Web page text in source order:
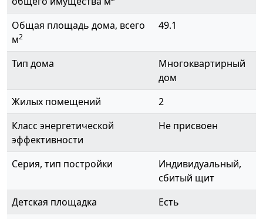
Общая площадь дома, всего
м2
49.1
Тип дома
Многоквартирный
дом
Жилых помещений
2
Класс энергетической
эффективности
Не присвоен
Серия, тип постройки
Индивидуальный,
сбитый щит
Детская площадка
Есть